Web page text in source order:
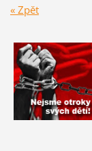
« Zpět